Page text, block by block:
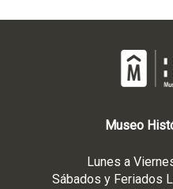
Museo
Lunes a
Sábados y Feriados